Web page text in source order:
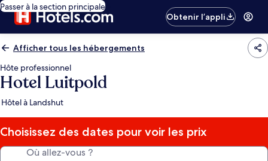
Passer à la section principale
Obtenir l’appli
Afficher tous les hébergements
Hôte professionnel
Hotel Luitpold
Hôtel à Landshut
Choisissez des dates pour voir les prix
Où allez-vous ?